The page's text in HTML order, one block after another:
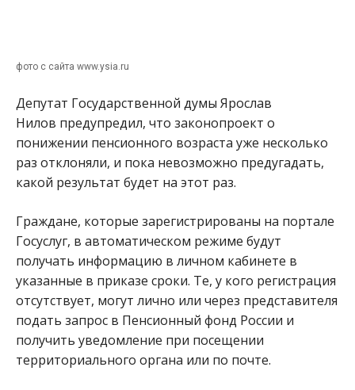
фото с сайта www.ysia.ru
Депутат Государственной думы Ярослав
Нилов предупредил, что законопроект о
понижении пенсионного возраста уже несколько
раз отклоняли, и пока невозможно предугадать,
какой результат будет на этот раз.
Граждане, которые зарегистрированы на портале
Госуслуг, в автоматическом режиме будут
получать информацию в личном кабинете в
указанные в приказе сроки. Те, у кого регистрация
отсутствует, могут лично или через представителя
подать запрос в Пенсионный фонд России и
получить уведомление при посещении
территориального органа или по почте.